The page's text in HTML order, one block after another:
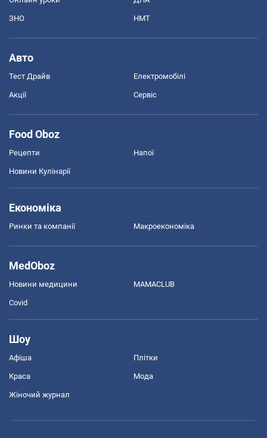
ЗНО НМТ
Авто
Тест Драйв Електромобілі
Акції Сервіс
Food Oboz
Рецепти Напої
Новини Кулінарії
Економіка
Ринки та компанії Макроекономіка
MedOboz
Новини медицини MAMACLUB
Covid
Шоу
Афіша Плітки
Краса Мода
Жіночий журнал